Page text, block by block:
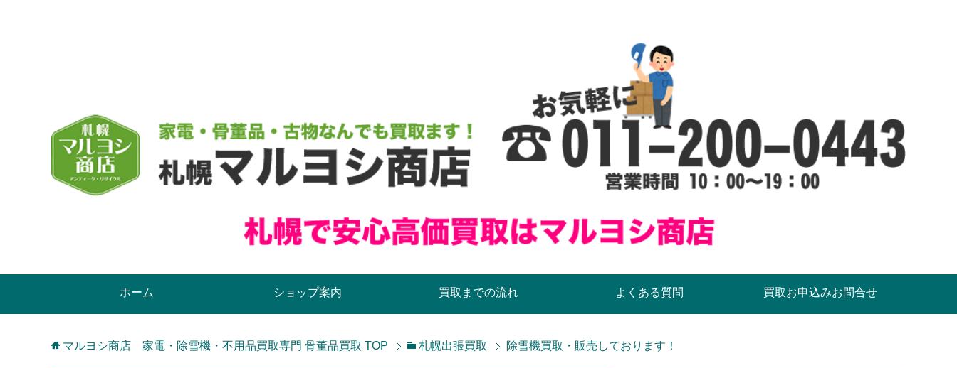
ホーム ショップ案内 買取までの流れ よくある質問 買取お申込みお問合せ
マルヨシ商店 家電・除雪機・不用品買取専門 骨董品買取 TOP 札幌出張買取 除雪機買取・販売しております！